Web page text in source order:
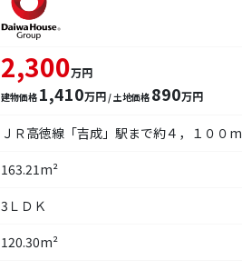
2,300万円
建物価格 1,410万円 / 土地価格 890万円
ＪＲ高徳線「吉成」駅まで約４，１００m
163.21m²
3ＬＤＫ
120.30m²